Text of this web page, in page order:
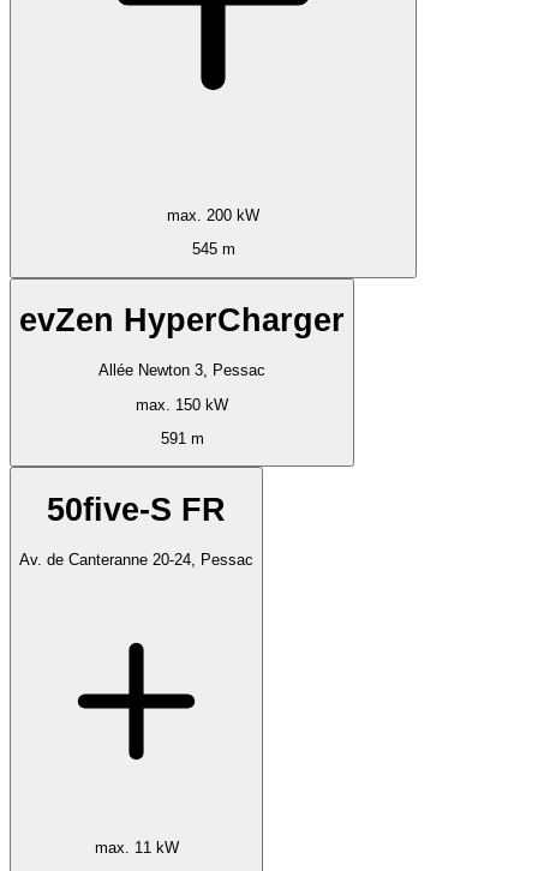
max. 200 kW
545 m
evZen HyperCharger
Allée Newton 3, Pessac
max. 150 kW
591 m
50five-S FR
Av. de Canteranne 20-24, Pessac
max. 11 kW